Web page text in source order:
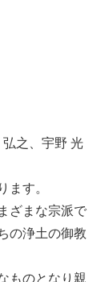
之、宇野 光
ます。
ざまな宗派で
の浄土の御教
ものとなり親